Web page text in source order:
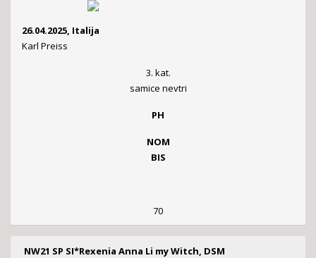
26.04.2025, Italija
Karl Preiss
3. kat.
samice nevtri
PH
NOM
BIS
70
NW21 SP SI*Rexenia Anna Li my Witch, DSM